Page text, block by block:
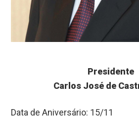
Presidente
Carlos José de
Data de Aniversário: 15/11